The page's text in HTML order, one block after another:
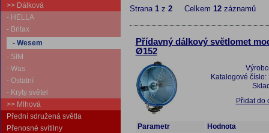
>> Dálková
- HELLA
- Britax
- Wesem
- SIM
- Was
- Ostatní
- Kryty světel
>> Mlhová
Přední sdružená světla
Přenosné svítilny
Strana 1z 2Celkem 12záznamů
Přídavný dálkový světlomet
Ø152
Katalogové číslo:
Přidat do
Parametr
Hodnota